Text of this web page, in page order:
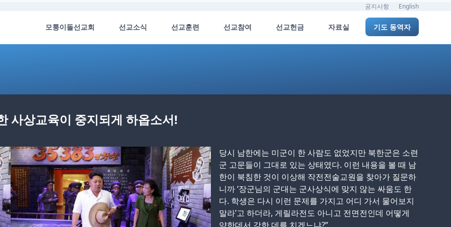
공지사항 English
모퉁이돌선교회 선교소식 선교훈련 선교참여 선교헌금 자료실 기도 동역자
사상교육이 중지되게 하옵소서!
당시 남한에는 미군이 한 사람도 없었지만 북한군은 소련
군 고문들이 그대로 있는 상태였다. 이런 내용을 볼 때 남
한이 북침한 것이 이상해 작전전술교원을 찾아가 질문하
니까 ‘장군님의 군대는 군사상식에 맞지 않는 싸움도 한
다. 학생은 다시 이런 문제를 가지고 어디 가서 물어보지
말라’고 하더라, 게릴라전도 아니고 전면전인데 어떻게